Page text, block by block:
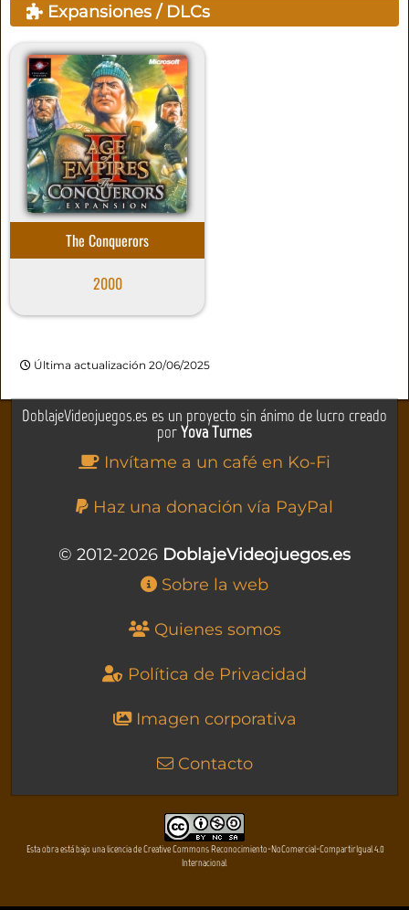
Expansiones / DLCs
The Conquerors
2000
Última actualización 20/06/2025
DoblajeVideojuegos.es es un proyecto sin ánimo de lucro creado
porYova Turnes
Invítame a un café en Ko-Fi
Haz una donación vía PayPal
© 2012-2026 DoblajeVideojuegos.es
Sobre la web
Quienes somos
Política de Privacidad
Imagen corporativa
Contacto
Esta obra está bajo una licencia de Creative Commons Reconocimiento-NoComercial-CompartirIgual 4.0
Internacional